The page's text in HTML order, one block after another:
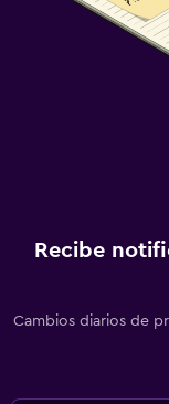
Recibe
Cambios diarios de